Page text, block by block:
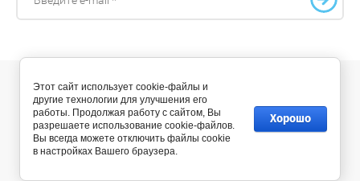
© 2012 - 2026 skovoroda-shop.ru
Этот сайт использует cookie-файлы и
другие технологии для улучшения его
работы. Продолжая работу с сайтом, Вы
разрешаете использование cookie-файлов.
Вы всегда можете отключить файлы cookie
в настройках Вашего браузера.
Хорошо